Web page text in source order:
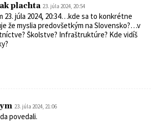
plachta 23. júla 2024, 20:54
23. júla 2024, 20:34…kde sa to konkrétne
že myslia predovšetkým na Slovensko?…v
Školstve? Infraštruktúre? Kde vidíš
23. júla 2024, 21:06
povedali.